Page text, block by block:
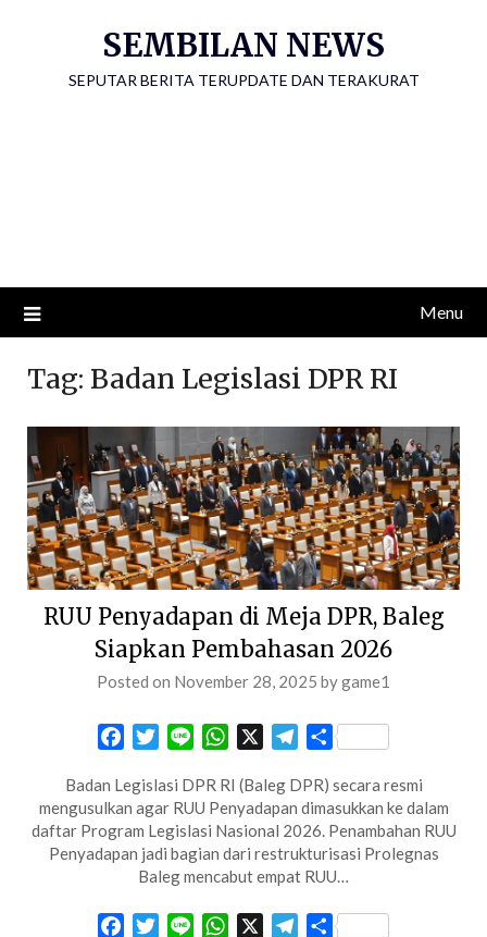
SEMBILAN NEWS
SEPUTAR BERITA TERUPDATE DAN TERAKURAT
Menu
Tag: Badan Legislasi DPR RI
RUU Penyadapan di Meja DPR, Baleg
Siapkan Pembahasan 2026
Posted on November 28, 2025 bygame1
FacebookTwitterLine WhatsApp Telegram
Share
Badan Legislasi DPR RI (Baleg DPR) secara resmi
mengusulkan agar RUU Penyadapan dimasukkan ke dalam
daftar Program Legislasi Nasional 2026. Penambahan RUU
Penyadapan jadi bagian dari restrukturisasi Prolegnas
Baleg mencabut empat RUU…
FacebookTwitterLine WhatsApp Telegram
Share